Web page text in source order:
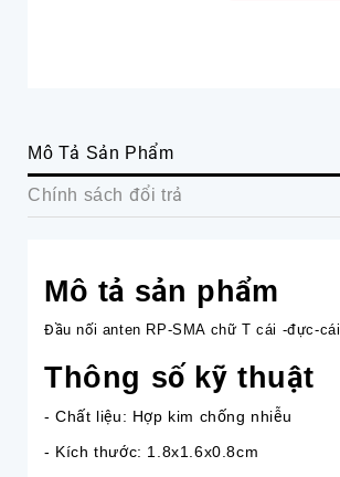
Mô Tả Sản Phẩm
Chính sách đổi trả
Mô tả sản phẩm
Đầu nối anten RP-SMA chữ T cái -đực-cái
Thông số kỹ thuật
- Chất liệu: Hợp kim chống nhiễu
- Kích thước: 1.8x1.6x0.8cm